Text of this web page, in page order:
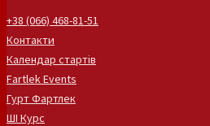
+38 (066) 468-81-51
Контакти
Календар стартів
Fartlek Events
Гурт Фартлек
ШІ Курс